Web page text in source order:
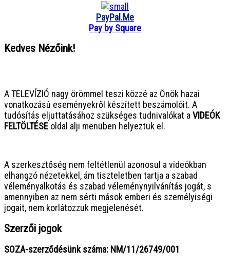
PayPal.Me
Pay by Square
Kedves Nézőink!
A TELEVÍZIÓ nagy örömmel teszi közzé az Önök hazai
vonatkozású eseményekről készített beszámolóit. A
tudósítás eljuttatásához szükséges tudnivalókat aVIDEÓK
FELTÖLTÉSE oldal alji menüben helyeztük el.
A szerkesztőség nem feltétlenül azonosul a videókban
elhangzó nézetekkel, ám tiszteletben tartja a szabad
véleményalkotás és szabad véleménynyilvánítás jogát, s
amennyiben az nem sérti mások emberi és személyiségi
jogait, nem korlátozzuk megjelenését.
Szerzői jogok
SOZA-szerződésünk száma: NM/11/26749/001